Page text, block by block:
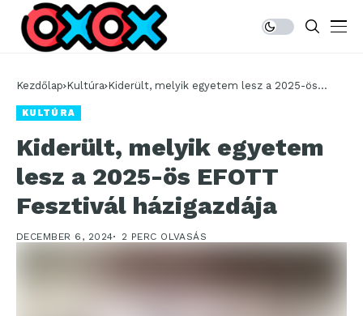
Kezdőlap Kultúra Kiderült, melyik egyetem lesz a 2025-ös
KULTÚRA
Kiderült, melyik egyetem
lesz a 2025-ös EFOTT
Fesztivál házigazdája
DECEMBER 6, 2024 2 PERC OLVASÁS